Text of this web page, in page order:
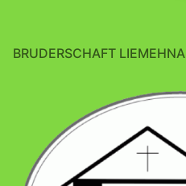
BRUDERSCHAFT LIEMEHNA